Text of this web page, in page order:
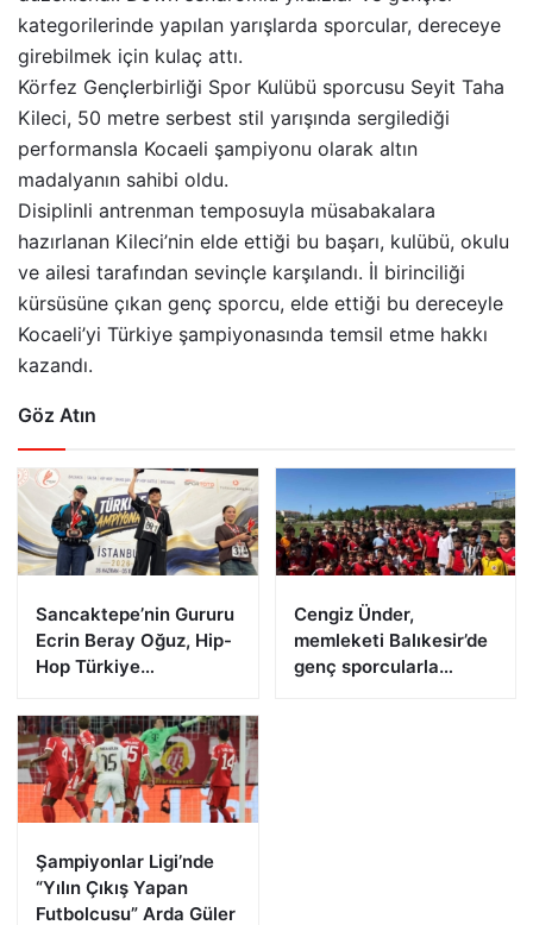
kategorilerinde yapılan yarışlarda sporcular, dereceye
girebilmek için kulaç attı.
Körfez Gençlerbirliği Spor Kulübü sporcusu Seyit Taha
Kileci, 50 metre serbest stil yarışında sergilediği
performansla Kocaeli şampiyonu olarak altın
madalyanın sahibi oldu.
Disiplinli antrenman temposuyla müsabakalara
hazırlanan Kileci’nin elde ettiği bu başarı, kulübü, okulu
ve ailesi tarafından sevinçle karşılandı. İl birinciliği
kürsüsüne çıkan genç sporcu, elde ettiği bu dereceyle
Kocaeli’yi Türkiye şampiyonasında temsil etme hakkı
kazandı.
Göz Atın
Sancaktepe’nin Gururu
Ecrin Beray Oğuz, Hip-
Hop Türkiye
Zirveye Çıktı
Cengiz Ünder,
memleketi Balıkesir’de
genç sporcularla
Şampiyonlar Ligi’nde
“Yılın Çıkış Yapan
Futbolcusu” Arda Güler